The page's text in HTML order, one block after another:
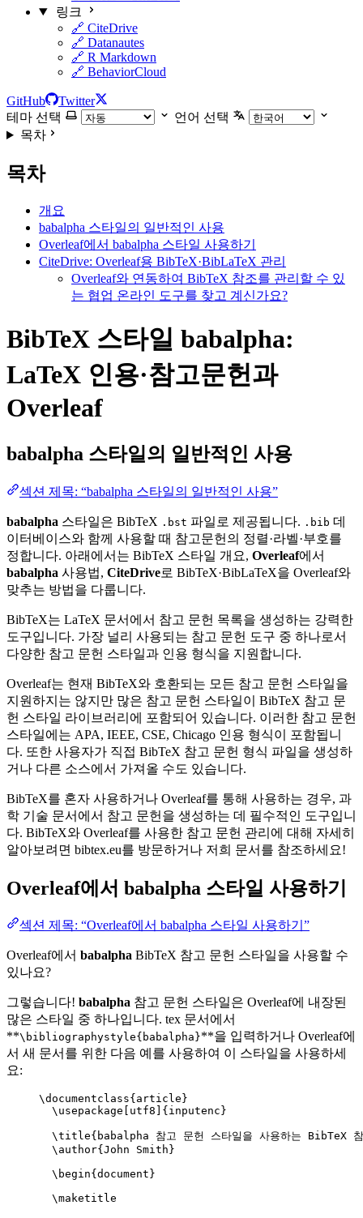
링크
🔗 CiteDrive
🔗 Datanautes
🔗 R Markdown
🔗 BehaviorCloud
GitHub
Twitter
테마 선택
언어 선택
목차
목차
개요
babalpha 스타일의 일반적인 사용
Overleaf에서 babalpha 스타일 사용하기
CiteDrive: Overleaf용 BibTeX·BibLaTeX 관리
Overleaf와 연동하여 BibTeX 참조를 관리할 수 있
는 협업 온라인 도구를 찾고 계신가요?
BibTeX 스타일 babalpha:
LaTeX 인용·참고문헌과
Overleaf
babalpha 스타일의 일반적인 사용
섹션 제목: “babalpha 스타일의 일반적인 사용”
babalpha 스타일은 BibTeX .bst 파일로 제공됩니다. .bib 데
이터베이스와 함께 사용할 때 참고문헌의 정렬·라벨·부호를
정합니다. 아래에서는 BibTeX 스타일 개요, Overleaf에서
babalpha 사용법, CiteDrive로 BibTeX·BibLaTeX을 Overleaf와
맞추는 방법을 다룹니다.
BibTeX는 LaTeX 문서에서 참고 문헌 목록을 생성하는 강력한
도구입니다. 가장 널리 사용되는 참고 문헌 도구 중 하나로서
다양한 참고 문헌 스타일과 인용 형식을 지원합니다.
Overleaf는 현재 BibTeX와 호환되는 모든 참고 문헌 스타일을
지원하지는 않지만 많은 참고 문헌 스타일이 BibTeX 참고 문
헌 스타일 라이브러리에 포함되어 있습니다. 이러한 참고 문헌
스타일에는 APA, IEEE, CSE, Chicago 인용 형식이 포함됩니
다. 또한 사용자가 직접 BibTeX 참고 문헌 형식 파일을 생성하
거나 다른 소스에서 가져올 수도 있습니다.
BibTeX를 혼자 사용하거나 Overleaf를 통해 사용하는 경우, 과
학 기술 문서에서 참고 문헌을 생성하는 데 필수적인 도구입니
다. BibTeX와 Overleaf를 사용한 참고 문헌 관리에 대해 자세히
알아보려면 bibtex.eu를 방문하거나 저희 문서를 참조하세요!
Overleaf에서 babalpha 스타일 사용하기
섹션 제목: “Overleaf에서 babalpha 스타일 사용하기”
Overleaf에서 babalpha BibTeX 참고 문헌 스타일을 사용할 수
있나요?
그렇습니다! babalpha 참고 문헌 스타일은 Overleaf에 내장된
많은 스타일 중 하나입니다. tex 문서에서
**\bibliographystyle{babalpha}**을 입력하거나 Overleaf에
서 새 문서를 위한 다음 예를 사용하여 이 스타일을 사용하세
요:
\documentclass{ article }
\usepackage
utf8 ]{ inputenc }
\title{babalpha 참고 문헌 스타일을 사용하는 BibTeX
\author{John Smith}
\begin{ document }
\maketitle